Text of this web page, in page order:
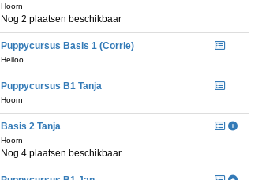
Hoorn
Nog 2 plaatsen beschikbaar
Puppycursus Basis 1 (Corrie)
Heiloo
Puppycursus B1 Tanja
Hoorn
Basis 2 Tanja
Hoorn
Nog 4 plaatsen beschikbaar